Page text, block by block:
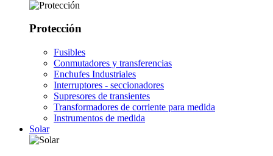
Protección
Fusibles
Conmutadores y transferencias
Enchufes Industriales
Interruptores - seccionadores
Supresores de transientes
Transformadores de corriente para medida
Instrumentos de medida
Solar